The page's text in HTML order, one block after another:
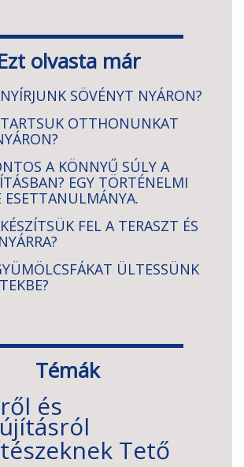
olvasta már
SÖVÉNYT NYÁRON?
OTTHONUNKAT
A KÖNNYŰ SÚLY A
EGY TÖRTÉNELMI
ESETTANULMÁNYA.
FEL A TERASZT ÉS
ÜLTESSÜNK
Témák
és
Tető